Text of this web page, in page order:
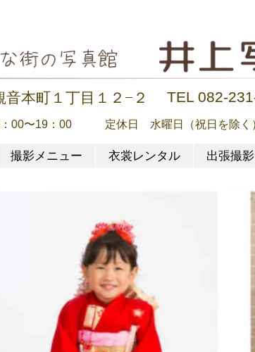
音本町１丁目１２−２
00〜19：00
TEL 082-
定休日 水曜日（祝日を除く
撮影メニュー 衣裳レンタル 出張撮影